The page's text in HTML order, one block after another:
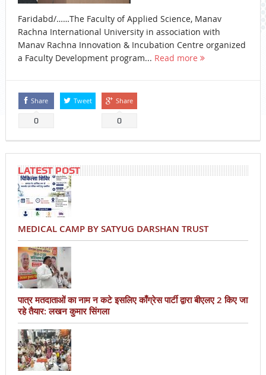
Faridabd/……The Faculty of Applied Science, Manav
Rachna International University in association with
Manav Rachna Innovation & Incubation Centre organized
a Faculty Development program... Read more
Share
0
Tweet Share
0
LATEST POST
MEDICAL CAMP BY SATYUG DARSHAN TRUST
पात्र मतदाताओं का नाम न कटे इसलिए काँग्रेस पार्टी द्वारा बीएलए 2 किए जा
रहे तैयार: लखन कुमार सिंगला